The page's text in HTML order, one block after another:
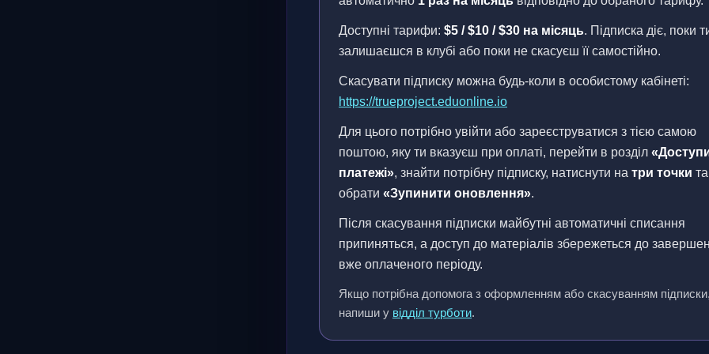
Доступні тарифи: $5 / $10 / $30 на місяць. Підписка діє, поки
залишаєшся в клубі або поки не скасуєш її самостійно.
Скасувати підписку можна будь-коли в особистому кабінеті:
https://trueproject.eduonline.io
Для цього потрібно увійти або зареєструватися з тією самою
поштою, яку ти вказуєш при оплаті, перейти в розділ
платежі», знайти потрібну підписку, натиснути на три точки та
обрати «Зупинити оновлення».
Після скасування підписки майбутні автоматичні списання
припиняться, а доступ до матеріалів збережеться до
вже оплаченого періоду.
Якщо потрібна допомога з оформленням або скасуванням підписки,
напиши у відділ турботи.